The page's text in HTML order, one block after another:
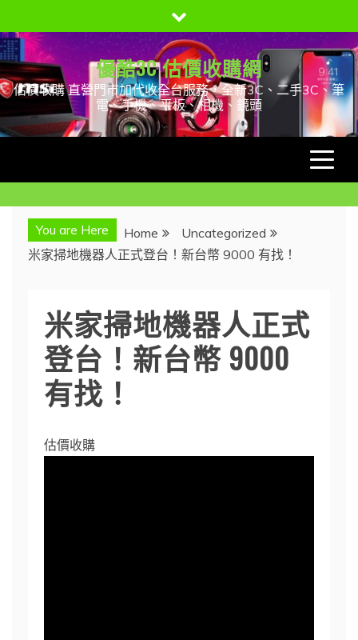
to
content
優酷3C 估價收購網
估價收購 直營門市加代收全台服務，全新3C、二手3C、筆
電、手機、平板、相機、鏡頭
You are Here Home
Uncategorized
米家掃地機器人正式登台！新台幣 9000 有找！
米家掃地機器人正式
登台！新台幣 9000
有找！
估價收購